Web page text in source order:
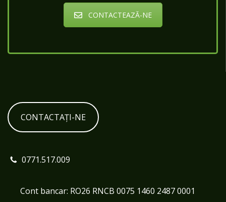
CONTACTEAZĂ-NE
CONTACTAȚI-NE
0771.517.009
Cont bancar: RO26 RNCB 0075 1460 2487 0001